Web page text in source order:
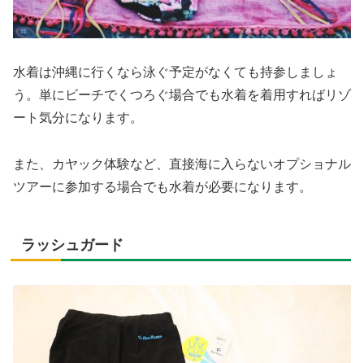
水着は沖縄に行くなら泳ぐ予定がなくても持参しましょ
う。単にビーチでくつろぐ場合でも水着を着用すればリゾ
ート気分になります。
また、カヤック体験など、直接海に入らないオプショナル
ツアーに参加する場合でも水着が必要になります。
ラッシュガード